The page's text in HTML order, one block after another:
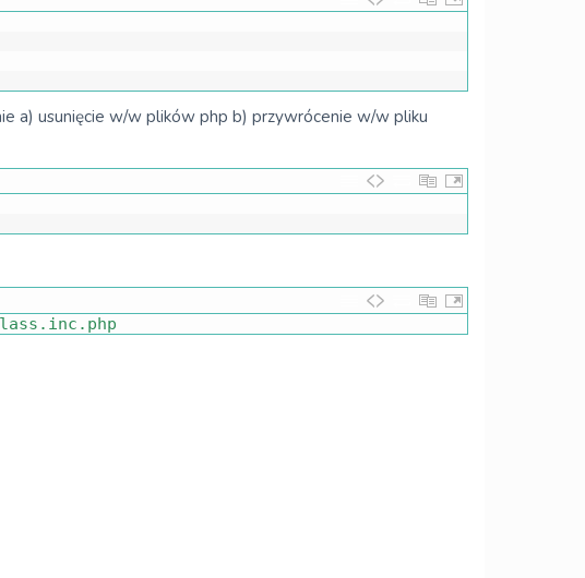
a) usunięcie w/w plików php b) przywrócenie w/w pliku
. inc . php